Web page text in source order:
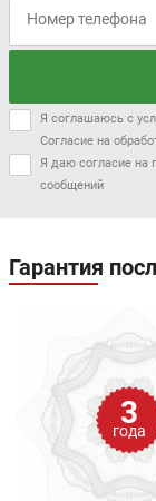
Я соглашаюсь с
Согласие на
Я даю согласие на
сообщений
Гарантия
3
года